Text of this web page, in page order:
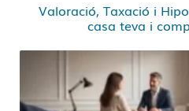
Valoració, Taxació i
casa teva i